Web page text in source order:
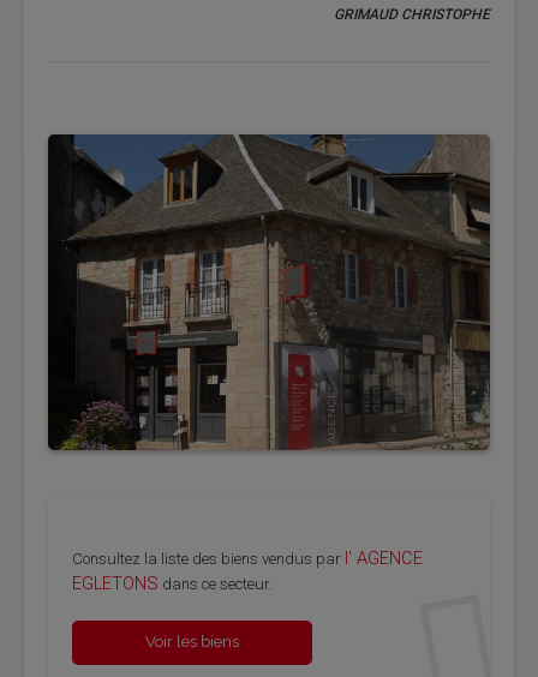
GRIMAUD CHRISTOPHE
Consultez la liste des biens vendus par l' AGENCE
EGLETONS dans ce secteur.
Voir les biens